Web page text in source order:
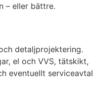
– eller bättre.
detaljprojektering.
el och VVS, tätskikt,
eventuellt serviceavtal